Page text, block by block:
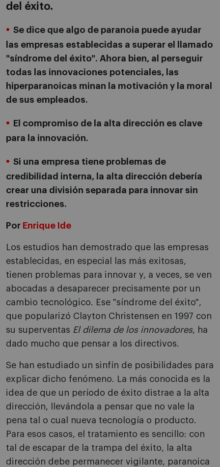
del éxito.
Se dice que algo de paranoia puede ayudar
las empresas establecidas a superar el llamado
"síndrome del éxito". Ahora bien, al perseguir
todas las innovaciones potenciales, las
hiperparanoicas minan la motivación y la moral
de sus empleados.
El compromiso de la alta dirección es clave
para la innovación.
Si una empresa tiene problemas de
credibilidad interna, la alta dirección debería
crear una división separada para innovar sin
restricciones.
Por Enrique Ide
Los estudios han demostrado que las empresas
establecidas, en especial las más exitosas,
tienen problemas para innovar y, a veces, se ven
abocadas a desaparecer precisamente por un
cambio tecnológico. Ese "síndrome del éxito",
que popularizó Clayton Christensen en 1997 con
su superventas El dilema de los innovadores, ha
dado mucho que pensar a los directivos.
Se han estudiado un sinfín de posibilidades para
explicar dicho fenómeno. La más conocida es la
idea de que un período de éxito distrae a la alta
dirección, llevándola a pensar que no vale la
pena tal o cual nueva tecnología o producto.
Para esos casos, el tratamiento es sencillo: con
tal de escapar de la trampa del éxito, la alta
dirección debe permanecer vigilante, paranoica